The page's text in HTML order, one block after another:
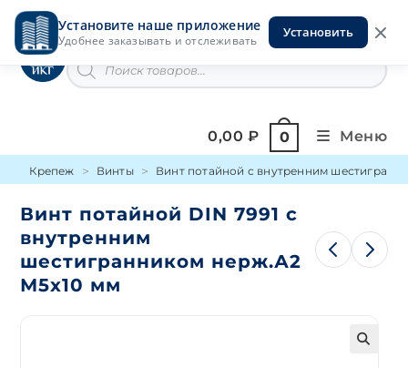
Установите наше приложение
Удобнее заказывать и отслеживать
Установить
Перейти
содержимомуИнструменты на Горской
товаров
0,00₽ 0 Меню
Крепеж Винты Винт потайной с внутренним
Винт потайной DIN 7991 с
внутренним
шестигранником нерж.А2
М5х10 мм